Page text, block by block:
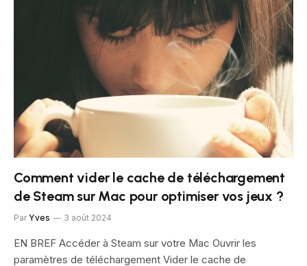
Comment vider le cache de téléchargement
de Steam sur Mac pour optimiser vos jeux ?
Par Yves 3 août 2024
EN BREF Accéder à Steam sur votre Mac Ouvrir les
paramètres de téléchargement Vider le cache de